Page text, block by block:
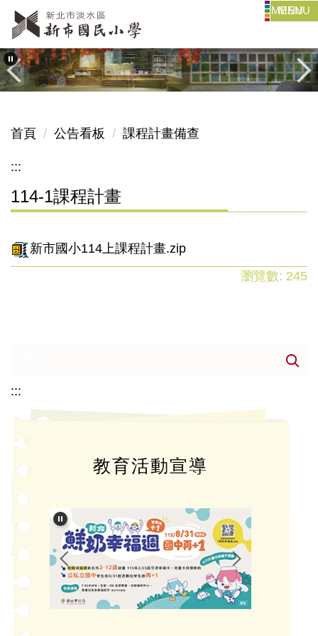
跳
到
主
要
內
區
MENU
首頁 公告看板 課程計畫備查
:::
114-1課程計畫
新市國小114上課程計畫.zip
瀏覽數: 245
:::
教育活動宣導